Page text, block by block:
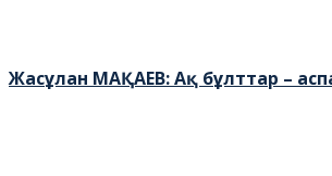
Жасұлан МАҚАЕВ: Ақ бұлттар –